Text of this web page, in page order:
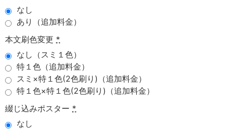
なし
あり（追加料金）
本文刷色変更 *
なし（スミ１色）
特１色（追加料金）
スミ×特１色(2色刷り)（追加料金）
特１色×特１色(2色刷り)（追加料金）
綴じ込みポスター *
なし